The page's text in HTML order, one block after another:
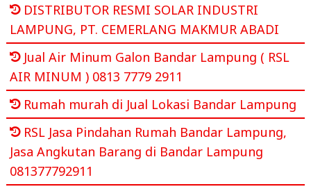
DISTRIBUTOR RESMI SOLAR INDUSTRI
LAMPUNG, PT. CEMERLANG MAKMUR ABADI
Jual Air Minum Galon Bandar Lampung ( RSL
AIR MINUM ) 0813 7779 2911
Rumah murah di Jual Lokasi Bandar Lampung
RSL Jasa Pindahan Rumah Bandar Lampung,
Jasa Angkutan Barang di Bandar Lampung
081377792911